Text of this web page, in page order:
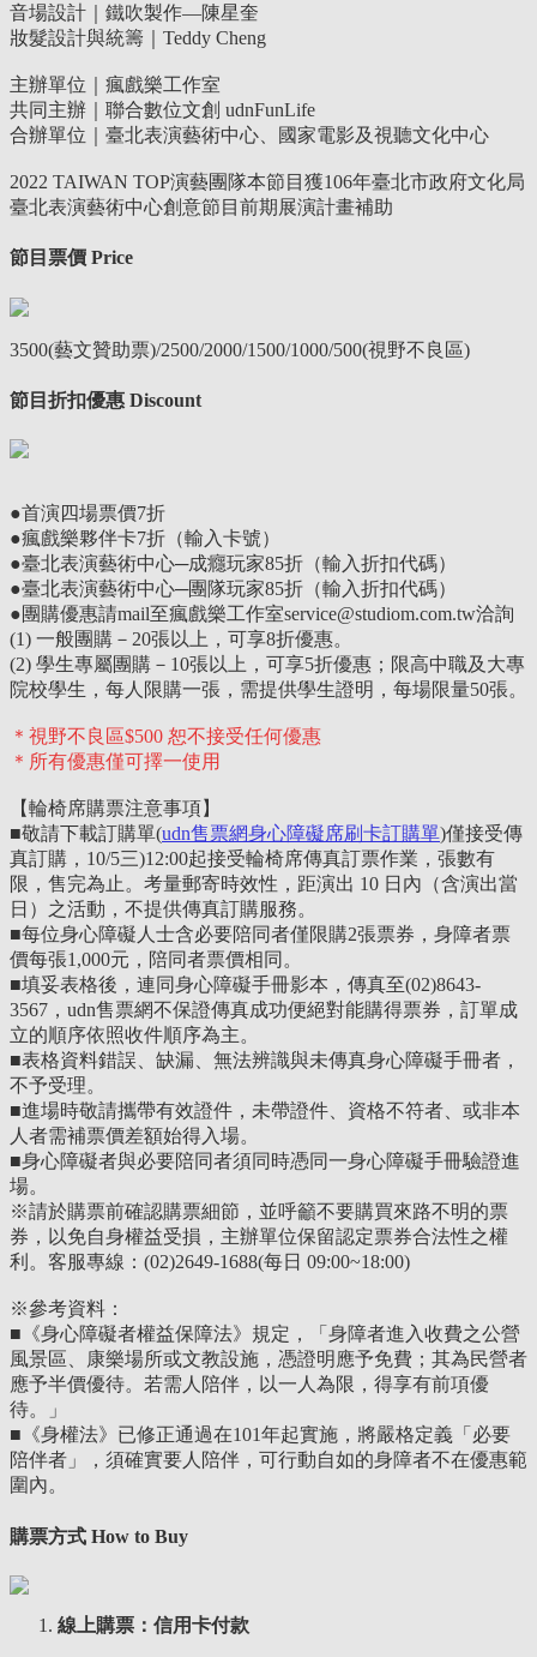
音場設計｜鐵吹製作—陳星奎
妝髮設計與統籌｜Teddy Cheng
主辦單位｜瘋戲樂工作室
共同主辦｜聯合數位文創 udnFunLife
合辦單位｜臺北表演藝術中心、國家電影及視聽文化中心
2022 TAIWAN TOP演藝團隊本節目獲106年臺北市政府文化局
臺北表演藝術中心創意節目前期展演計畫補助
節目票價 Price
3500(藝文贊助票)/2500/2000/1500/1000/500(視野不良區)
節目折扣優惠 Discount
●首演四場票價7折
●瘋戲樂夥伴卡7折（輸入卡號）
●臺北表演藝術中心─成癮玩家85折（輸入折扣代碼）
●臺北表演藝術中心─團隊玩家85折（輸入折扣代碼）
●團購優惠請mail至瘋戲樂工作室service@studiom.com.tw洽詢
(1) 一般團購－20張以上，可享8折優惠。
(2) 學生專屬團購－10張以上，可享5折優惠；限高中職及大專
院校學生，每人限購一張，需提供學生證明，每場限量50張。
＊視野不良區$500 恕不接受任何優惠
＊所有優惠僅可擇一使用
【輪椅席購票注意事項】
■敬請下載訂購單(udn售票網身心障礙席刷卡訂購單)僅接受傳
真訂購，10/5三)12:00起接受輪椅席傳真訂票作業，張數有
限，售完為止。考量郵寄時效性，距演出 10 日內（含演出當
日）之活動，不提供傳真訂購服務。
■每位身心障礙人士含必要陪同者僅限購2張票券，身障者票
價每張1,000元，陪同者票價相同。
■填妥表格後，連同身心障礙手冊影本，傳真至(02)8643-
3567，udn售票網不保證傳真成功便絕對能購得票券，訂單成
立的順序依照收件順序為主。
■表格資料錯誤、缺漏、無法辨識與未傳真身心障礙手冊者，
不予受理。
■進場時敬請攜帶有效證件，未帶證件、資格不符者、或非本
人者需補票價差額始得入場。
■身心障礙者與必要陪同者須同時憑同一身心障礙手冊驗證進
場。
※請於購票前確認購票細節，並呼籲不要購買來路不明的票
券，以免自身權益受損，主辦單位保留認定票券合法性之權
利。客服專線：(02)2649-1688(每日 09:00~18:00)
※參考資料：
■《身心障礙者權益保障法》規定，「身障者進入收費之公營
風景區、康樂場所或文教設施，憑證明應予免費；其為民營者
應予半價優待。若需人陪伴，以一人為限，得享有前項優
待。」
■《身權法》已修正通過在101年起實施，將嚴格定義「必要
陪伴者」，須確實要人陪伴，可行動自如的身障者不在優惠範
圍內。
購票方式 How to Buy
線上購票 ：信用卡付款